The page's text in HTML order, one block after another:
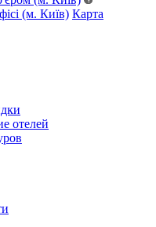
(м. Київ) Карта
отелей